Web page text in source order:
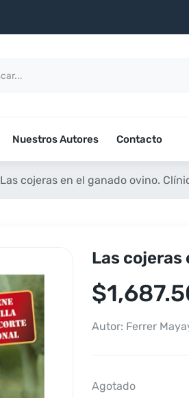
Nuestros Autores Contacto
Las cojeras en el ganado ovino.
Las cojeras
$
Autor: Ferrer
Agotado